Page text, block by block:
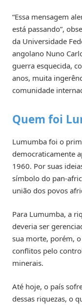
“Essa mensagem
está passando”,
da Universidade
angolano Nuno
guerra esquecida,
anos, muita
comunidade
Quem foi
Lumumba foi o
democraticamente
1960. Por suas
símbolo do pan-
união dos povos
Para Lumumba, a
deveria ser
sua morte, porém,
conflitos pelo
minerais.
Até hoje, o país
dessas riquezas, o